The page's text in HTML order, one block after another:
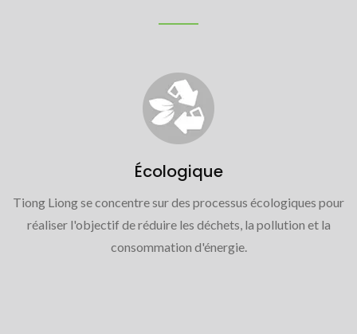
Écologique
Tiong Liong se concentre sur des processus écologiques pour
réaliser l'objectif de réduire les déchets, la pollution et la
consommation d'énergie.